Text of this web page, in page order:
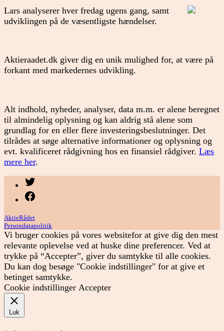
Lars analyserer hver fredag ugens gang, samt
udviklingen på de væsentligste hændelser.
Aktieraadet.dk giver dig en unik mulighed for, at være på
forkant med markedernes udvikling.
Alt indhold, nyheder, analyser, data m.m. er alene beregnet
til almindelig oplysning og kan aldrig stå alene som
grundlag for en eller flere investeringsbeslutninger. Det
tilrådes at søge alternative informationer og oplysning og
evt. kvalificeret rådgivning hos en finansiel rådgiver. Læs
mere her.
AktieRådet
Persondatapolitik
Vi bruger cookies på vores websitefor at give dig den mest
relevante oplevelse ved at huske dine preferencer. Ved at
trykke på “Accepter”, giver du samtykke til alle cookies.
Du kan dog besøge "Cookie indstillinger" for at give et
betinget samtykke.
Cookie indstillinger Accepter
Luk